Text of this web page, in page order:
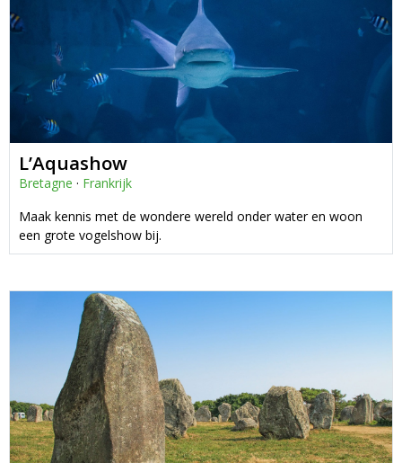
L’Aquashow
Bretagne · Frankrijk
Maak kennis met de wondere wereld onder water en woon
een grote vogelshow bij.